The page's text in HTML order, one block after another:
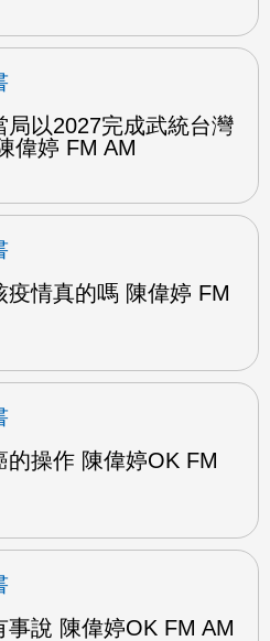
局以2027完成武統台灣
偉婷 FM AM
疫情真的嗎 陳偉婷 FM
的操作 陳偉婷OK FM
事說 陳偉婷OK FM AM